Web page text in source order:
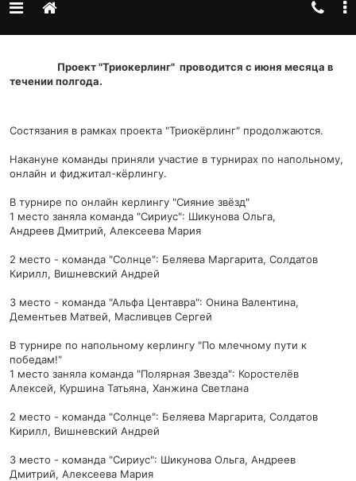
Проект "Триокерлинг" проводится с июня месяца в
течении полгода.
Состязания в рамках проекта "Триокёрлинг" продолжаются.
Накануне команды приняли участие в турнирах по напольному,
онлайн и фиджитал-кёрлингу.
В турнире по онлайн керлингу "Сияние звёзд"
1 место заняла команда "Сириус": Шикунова Ольга,
Андреев Дмитрий, Алексеева Мария
2 место - команда "Солнце": Беляева Маргарита, Солдатов
Кирилл, Вишневский Андрей
3 место - команда "Альфа Центавра": Онина Валентина,
Дементьев Матвей, Масливцев Сергей
В турнире по напольному керлингу "По млечному пути к
победам!"
1 место заняла команда "Полярная Звезда": Коростелёв
Алексей, Куршина Татьяна, Ханжина Светлана
2 место - команда "Солнце": Беляева Маргарита, Солдатов
Кирилл, Вишневский Андрей
3 место - команда "Сириус": Шикунова Ольга, Андреев
Дмитрий, Алексеева Мария